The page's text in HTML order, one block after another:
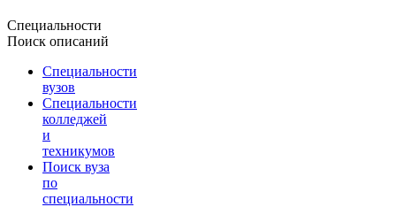
Специальности
Поиск описаний
Специальности
вузов
Специальности
колледжей
и
техникумов
Поиск вуза
по
специальности